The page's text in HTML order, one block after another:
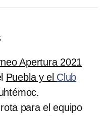
Apertura 2021
Puebla y el Club
para el equipo